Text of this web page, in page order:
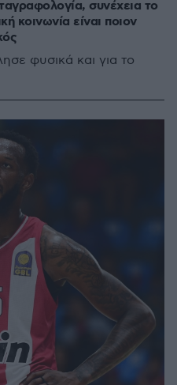
συνέχεια το
κοινωνία είναι ποιον
φυσικά και για το